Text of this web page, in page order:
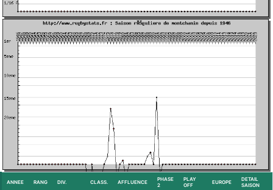
ANNEE RANG DIV. CLASS. AFFLUENCE
PHASE
2
PLAY
OFF
EUROPE
DETAIL
SAISON